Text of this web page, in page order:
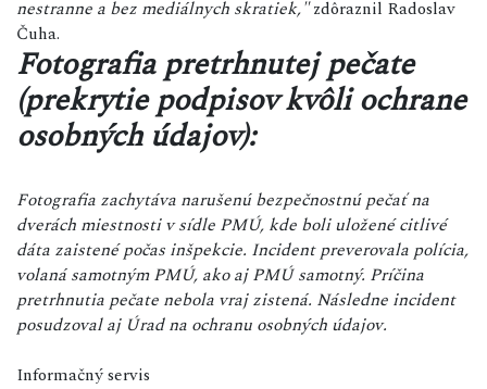
nestranne a bez mediálnych skratiek,"zdôraznil Radoslav
Čuha.
Fotografia pretrhnutej pečate
(prekrytie podpisov kvôli ochrane
osobných údajov):
Fotografia zachytáva narušenú bezpečnostnú pečať na
dverách miestnosti v sídle PMÚ, kde boli uložené citlivé
dáta zaistené počas inšpekcie. Incident preverovala polícia,
volaná samotným PMÚ, ako aj PMÚ samotný. Príčina
pretrhnutia pečate nebola vraj zistená. Následne incident
posudzoval aj Úrad na ochranu osobných údajov.
Informačný servis